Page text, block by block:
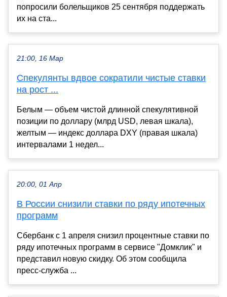
попросили болельщиков 25 сентября поддержать
их на ста...
21:00, 16 Мар
Спекулянты вдвое сократили чистые ставки
на рост ...
Белым — объем чистой длинной спекулятивной
позиции по доллару (млрд USD, левая шкала),
желтым — индекс доллара DXY (правая шкала)
интервалами 1 недел...
20:00, 01 Апр
В России снизили ставки по ряду ипотечных
программ
Сбербанк с 1 апреля снизил процентные ставки по
ряду ипотечных программ в сервисе "Домклик" и
представил новую скидку. Об этом сообщила
пресс-служба ...